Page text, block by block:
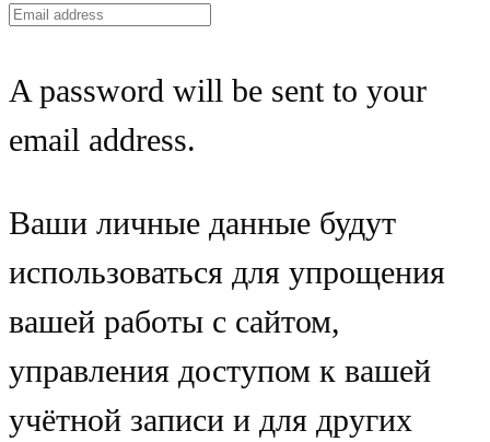
A password will be sent to your
email address.
Ваши личные данные будут
использоваться для упрощения
вашей работы с сайтом,
управления доступом к вашей
учётной записи и для других